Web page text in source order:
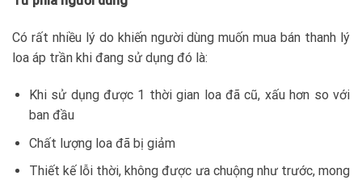
Có rất nhiều lý do khiến người dùng muốn mua bán thanh lý
loa áp trần khi đang sử dụng đó là:
Khi sử dụng được 1 thời gian loa đã cũ, xấu hơn so với
ban đầu
Chất lượng loa đã bị giảm
Thiết kế lỗi thời, không được ưa chuộng như trước, mong